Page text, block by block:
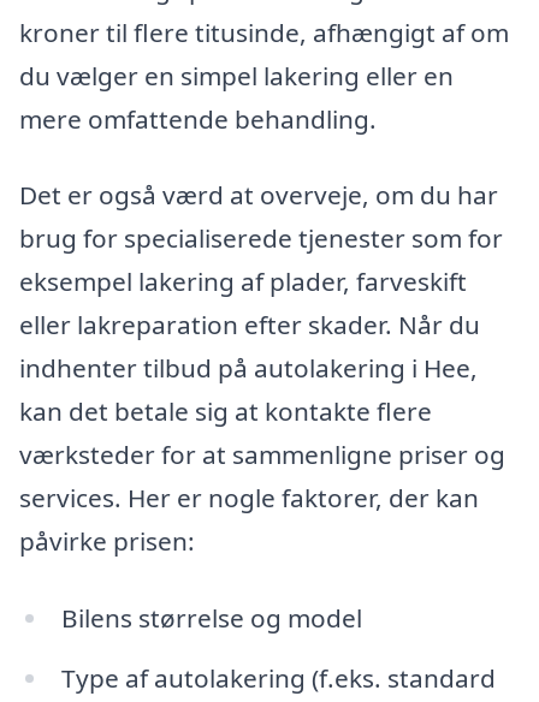
kroner til flere titusinde, afhængigt af om
du vælger en simpel lakering eller en
mere omfattende behandling.
Det er også værd at overveje, om du har
brug for specialiserede tjenester som for
eksempel lakering af plader, farveskift
eller lakreparation efter skader. Når du
indhenter tilbud på autolakering i Hee,
kan det betale sig at kontakte flere
værksteder for at sammenligne priser og
services. Her er nogle faktorer, der kan
påvirke prisen:
Bilens størrelse og model
Type af autolakering (f.eks. standard